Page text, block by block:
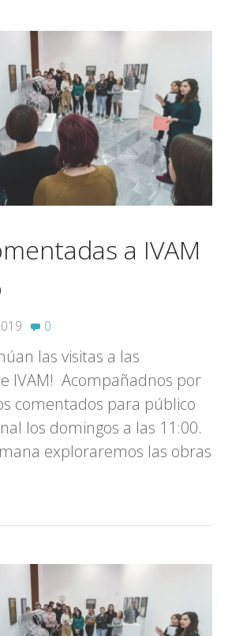
a IVAM
0
las visitas a las
IVAM! Acompañadnos por
comentados para público
los domingos a las 11:00.
exploraremos las obras